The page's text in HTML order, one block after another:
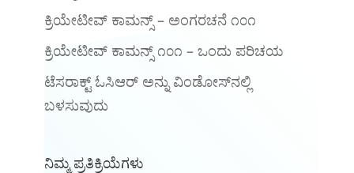
ಕ್ರಿಯೇಟೀವ್ ಕಾಮನ್ಸ್ – ಅಂಗರಚನೆ ೧೦೧
‍ಕ್ರಿಯೇಟೀವ್ ಕಾಮನ್ಸ್ ೧೦೧‌ – ಒಂದು ಪರಿಚಯ
ಟೆಸರಾಕ್ಟ್ ಓಸಿಆರ್ ಅನ್ನು ವಿಂಡೋಸ್‌ನಲ್ಲಿ
ಬಳಸುವುದು
ನಿಮ್ಮ ಪ್ರತಿಕ್ರಿಯೆಗಳು